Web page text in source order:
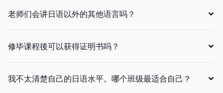
老师们会讲日语以外的其他语言吗？
修毕课程後可以获得证明书吗？
我不太清楚自己的日语水平。哪个班级最适合自己？